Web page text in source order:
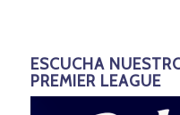
ESCUCHA
PREMIER LEAGUE